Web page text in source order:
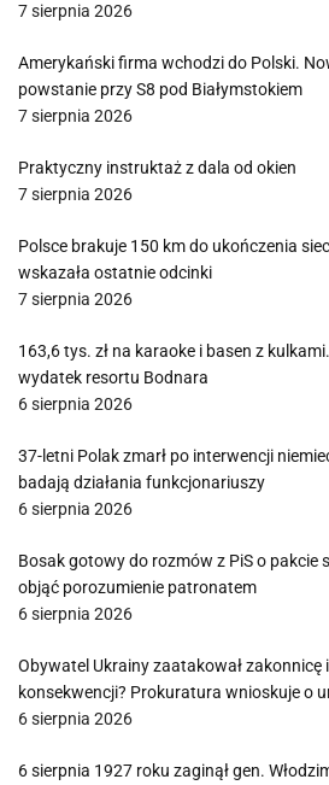
7 sierpnia 2026
Amerykański firma wchodzi do Polski.
powstanie przy S8 pod Białymstokiem
7 sierpnia 2026
Praktyczny instruktaż z dala od okien
7 sierpnia 2026
Polsce brakuje 150 km do ukończenia
wskazała ostatnie odcinki
7 sierpnia 2026
163,6 tys. zł na karaoke i basen z
wydatek resortu Bodnara
6 sierpnia 2026
37-letni Polak zmarł po interwencji
badają działania funkcjonariuszy
6 sierpnia 2026
Bosak gotowy do rozmów z PiS o pakcie
objąć porozumienie patronatem
6 sierpnia 2026
Obywatel Ukrainy zaatakował zakonnicę
konsekwencji? Prokuratura wnioskuje o
6 sierpnia 2026
6 sierpnia 1927 roku zaginął gen.